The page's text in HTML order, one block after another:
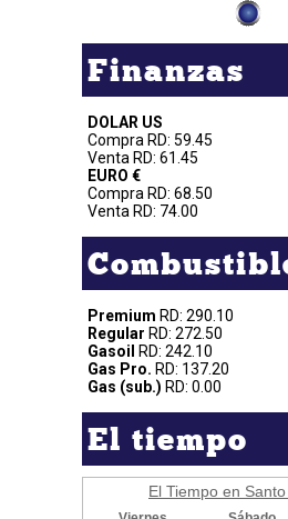
Finanzas
DOLAR US
Compra RD: 59.45
Venta RD: 61.45
EURO €
Compra RD: 68.50
Venta RD: 74.00
Premium RD: 290.10
Regular RD: 272.50
Gasoil
RD: 242.10
Gas Pro. RD: 137.20
Gas (sub.) RD: 0.00
El tiempo
El Tiempo en